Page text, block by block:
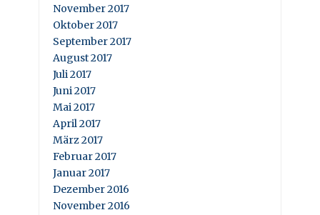
November 2017
Oktober 2017
September 2017
August 2017
Juli 2017
Juni 2017
Mai 2017
April 2017
März 2017
Februar 2017
Januar 2017
Dezember 2016
November 2016